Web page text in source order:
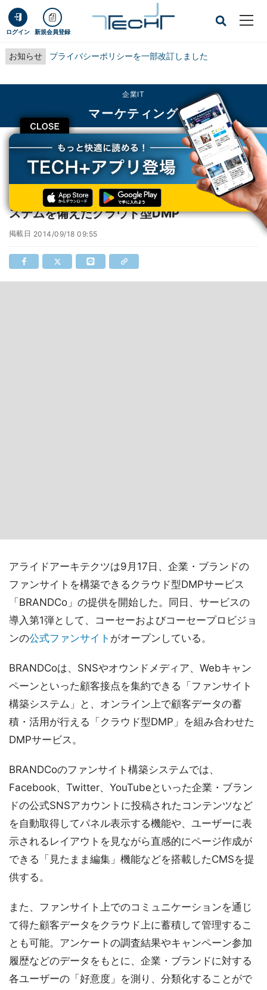
ログイン 新規会員登録
お知らせ プライバシーポリシーを一部改訂しました
CLOSE
企業IT
マーケティング
TECH+ 企業IT
マーケティング
アライドアーキテクツ、ファンサイト構築システムを備えたクラウド型DMP
アライドアーキテクツ、ファンサイト構築シ
ステムを備えたクラウド型DMP
掲載日 2014/09/18 09:55
アライドアーキテクツは9月17日、企業・ブランドの
ファンサイトを構築できるクラウド型DMPサービス
「BRANDCo」の提供を開始した。同日、サービスの
導入第1弾として、コーセーおよびコーセープロビジョ
ンの公式ファンサイト がオープンしている。
BRANDCoは、SNSやオウンドメディア、Webキャン
ペーンといった顧客接点を集約できる「ファンサイト
構築システム」と、オンライン上で顧客データの蓄
積・活用が行える「クラウド型DMP」を組み合わせた
DMPサービス。
BRANDCoのファンサイト構築システムでは、
Facebook、Twitter、YouTubeといった企業・ブラン
ドの公式SNSアカウントに投稿されたコンテンツなど
を自動取得してパネル表示する機能や、ユーザーに表
示されるレイアウトを見ながら直感的にページ作成が
できる「見たまま編集」機能などを搭載したCMSを提
供する。
また、ファンサイト上でのコミュニケーションを通じ
て得た顧客データをクラウド上に蓄積して管理するこ
とも可能。アンケートの調査結果やキャンペーン参加
履歴などのデータをもとに、企業・ブランドに対する
各ユーザーの「好意度」を測り、分類化することがで